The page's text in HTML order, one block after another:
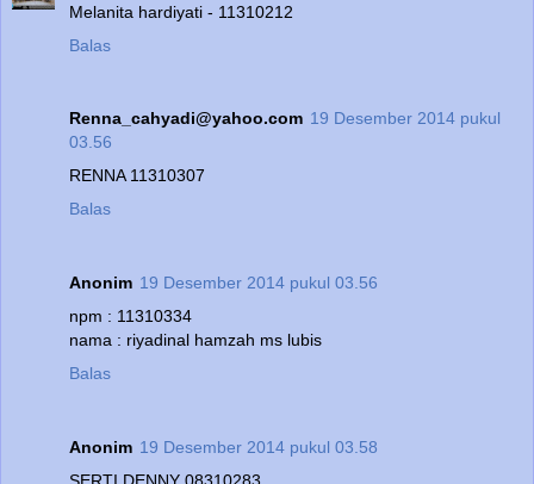
Melanita hardiyati - 11310212
Balas
Renna_cahyadi@yahoo.com 19 Desember 2014 pukul
03.56
RENNA 11310307
Balas
Anonim 19 Desember 2014 pukul 03.56
npm : 11310334
nama : riyadinal hamzah ms lubis
Balas
Anonim 19 Desember 2014 pukul 03.58